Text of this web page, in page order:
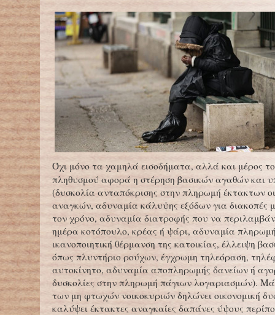
Όχι μόνο τα χαμηλά εισοδήματα, αλλά και μέρος
πληθυσμού αφορά η στέρηση βασικών αγαθών και
(δυσκολία ανταπόκρισης στην πληρωμή έκτακτων
αναγκών, αδυναμία κάλυψης εξόδων για διακοπές
τον χρόνο, αδυναμία διατροφής που να
ημέρα κοτόπουλο, κρέας ή ψάρι, αδυναμία
ικανοποιητική θέρμανση της κατοικίας, έλλειψη
όπως πλυντήριο ρούχων, έγχρωμη τηλεόραση,
αυτοκίνητο, αδυναμία αποπληρωμής δανείων ή
δυσκολίες στην πληρωμή πάγιων λογαριασμών).
των μη φτωχών νοικοκυριών δηλώνει οικονομική
καλύψει έκτακτες αναγκαίες δαπάνες ύψους